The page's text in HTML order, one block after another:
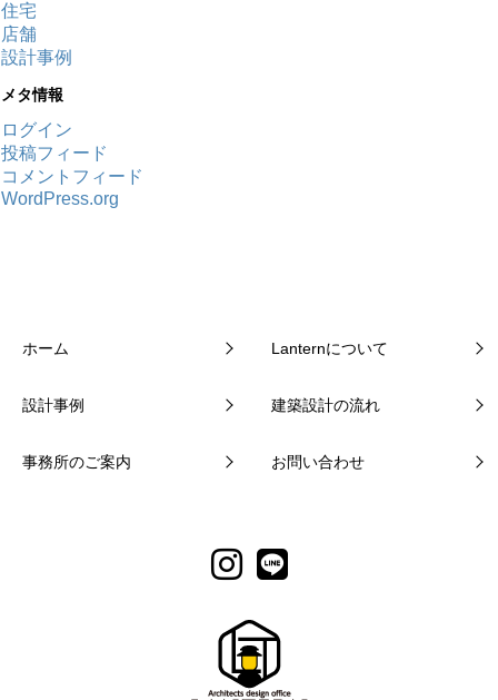
住宅
店舗
設計事例
メタ情報
ログイン
投稿フィード
コメントフィード
WordPress.org
ホーム Lanternについて
設計事例 建築設計の流れ
事務所のご案内 お問い合わせ